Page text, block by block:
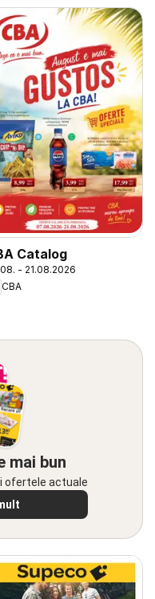
Catalog
- 21.08.2026
CBA
mai bun
ofertele actuale